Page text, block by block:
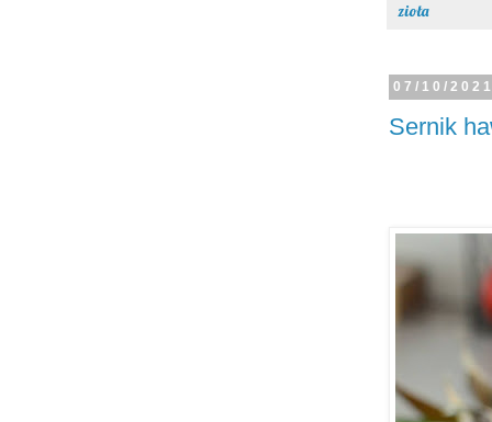
zioła
07/10/
Sernik